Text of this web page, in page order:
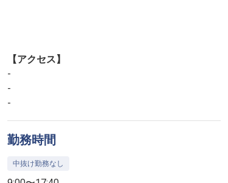
【アクセス】
-
-
-
勤務時間
中抜け勤務なし